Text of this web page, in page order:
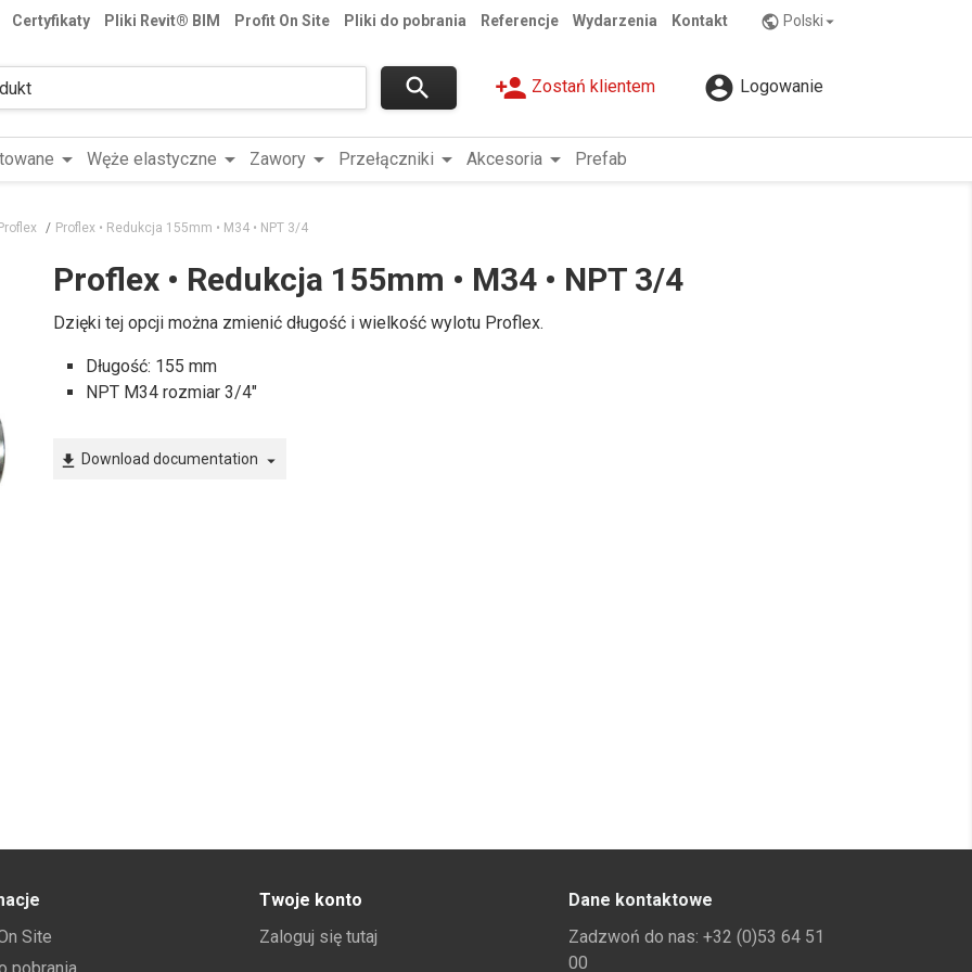
Certyfikaty Pliki Revit® BIM Profit On Site Pliki do pobrania Referencje Wydarzenia Kontakt public Polski
person_add Zostań klientem  Logowanie
search
arrow_drop_down Węże elastyczne arrow_drop_down Zawory arrow_drop_down Przełączniki arrow_drop_down Akcesoria arrow_drop_down Prefab
Proflex • Redukcja 155mm • M34 • NPT 3/4
Proflex • Redukcja 155mm • M34 • NPT 3/4
Dzięki tej opcji można zmienić długość i wielkość wylotu Proflex.
Długość: 155 mm
NPT M34 rozmiar 3/4"
file_download Download documentation arrow_drop_down
Site
Twoje konto
Zaloguj się tutaj
Dane kontaktowe
Zadzwoń do nas: +32 (0)53 64 51
00